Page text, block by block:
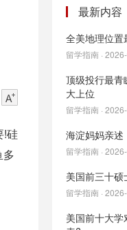
!硅
多
最新内容
全美地理位置
留学指南 ·
顶级投行最
大上位
留学指南 ·
海淀妈妈亲述
留学指南 ·
美国前三十
留学指南 ·
美国前十大